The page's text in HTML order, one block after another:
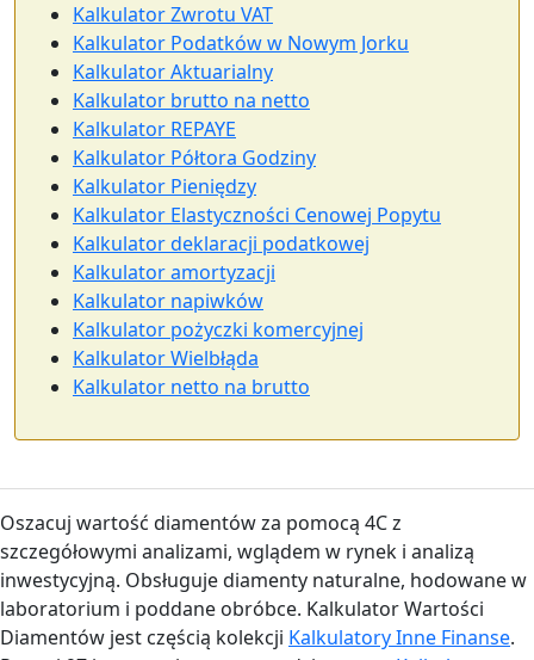
Kalkulator Zwrotu VAT
Kalkulator Podatków w Nowym Jorku
Kalkulator Aktuarialny
Kalkulator brutto na netto
Kalkulator REPAYE
Kalkulator Półtora Godziny
Kalkulator Pieniędzy
Kalkulator Elastyczności Cenowej Popytu
Kalkulator deklaracji podatkowej
Kalkulator amortyzacji
Kalkulator napiwków
Kalkulator pożyczki komercyjnej
Kalkulator Wielbłąda
Kalkulator netto na brutto
Oszacuj wartość diamentów za pomocą 4C z
szczegółowymi analizami, wglądem w rynek i analizą
inwestycyjną. Obsługuje diamenty naturalne, hodowane w
laboratorium i poddane obróbce. Kalkulator Wartości
Diamentów jest częścią kolekcji Kalkulatory Inne Finanse.